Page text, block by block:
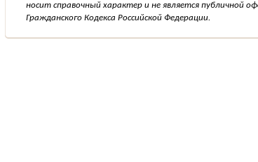
носит справочный характер и не является публичной
Гражданского Кодекса Российской Федерации.